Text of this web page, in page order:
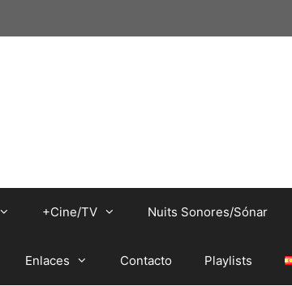
+Cine/TV Nuits Sonores/Sónar
Enlaces Contacto Playlists